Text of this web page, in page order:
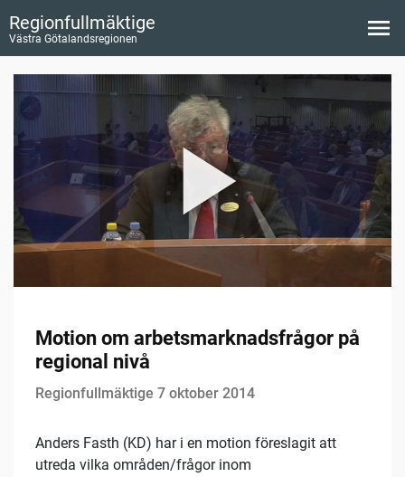
Regionfullmäktige
Västra Götalandsregionen
Motion om arbetsmarknadsfrågor på
regional nivå
Regionfullmäktige 7 oktober 2014
Anders Fasth (KD) har i en motion föreslagit att
utreda vilka områden/frågor inom